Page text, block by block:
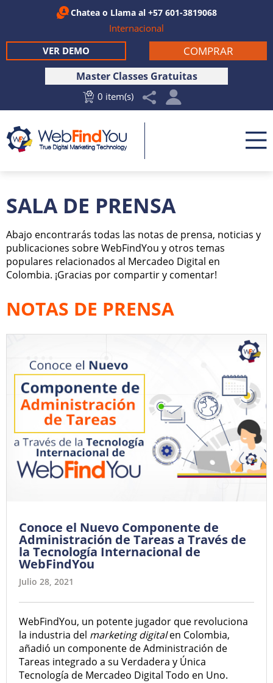
Chatea o Llama al +57 601-3819068
Internacional
Master Classes Gratuitas
0 item(s)
COMPRAR
VER DEMO
SALA DE PRENSA
Abajo encontrarás todas las notas de prensa, noticias y
publicaciones sobre WebFindYou y otros temas
populares relacionados al Mercadeo Digital en
Colombia. ¡Gracias por compartir y comentar!
NOTAS DE PRENSA
Conoce el Nuevo Componente de
Administración de Tareas a Través de
la Tecnología Internacional de
WebFindYou
Julio 28, 2021
WebFindYou, un potente jugador que revoluciona
la industria del marketing digitalen Colombia,
añadió un componente de Administración de
Tareas integrado a su Verdadera y Única
Tecnología de Mercadeo Digital Todo en Uno.